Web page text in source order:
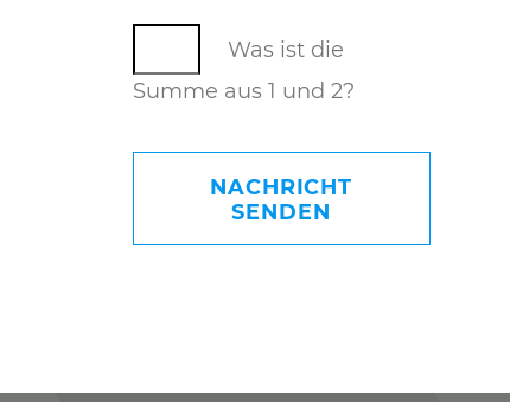
Was ist die
Summe aus 1 und 2?
NACHRICHT
SENDEN